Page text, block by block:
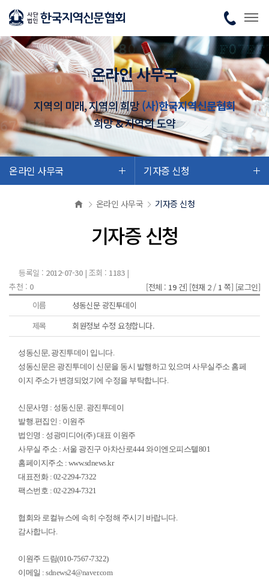
온라인 사무국
지역의 미래, 지역의 희망(사)한국지역신문협회
희망 & 지역의 도약
온라인 사무국 기자증 신청
온라인 사무국 기자증 신청
기자증 신청
등록일 : 2012-07-30| 조회 : 1183|
추천 : 0 [전체 : 19건] [현재 2 / 1 쪽] [로그인]
이름
성동신문 광진투데이
제목
회원정보 수정 요청합니다.
성동신문, 광진투데이 입니다.
성동신문은 광진투데이 신문을 동시 발행하고 있으며 사무실주소 홈페
이지 주소가 변경되었기에 수정을 부탁합니다.
신문사명 : 성동신문. 광진투데이
발행.편집인 : 이원주
법인명 : 성광미디어(주) 대표 이원주
사무실 주소 : 서울 광진구 아차산로444 와이엔오피스텔801
홈페이지주소 : www.sdnews.kr
대표전화 : 02-2294-7322
팩스번호 : 02-2294-7321
협회와 로컬뉴스에 속히 수정해 주시기 바랍니다.
감사합니다.
이원주 드림(010-7567-7322)
이메일 : sdnews24@naver.com